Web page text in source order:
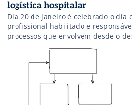
logística hospitalar
Dia 20 de janeiro é celebrado o dia
profissional habilitado e
processos que envolvem desde o
agrega suma importância nas
hospitalar. A despeito de toda a
que possam existir nos projetos de